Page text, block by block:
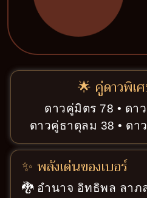
🌟 คู่ดาวพิเ
ดาวคู่มิตร 78 • ดา
ดาวคู่ธาตุลม 38 • ดา
✨ พลังเด่นของเบอร์
🐉 อำนาจ อิทธิพล ลาภ